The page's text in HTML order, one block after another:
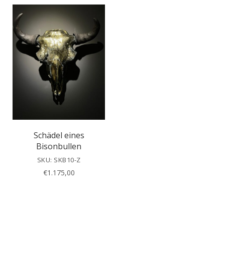
Schädel eines
Bisonbullen
SKU: SKB10-Z
€1.175,00